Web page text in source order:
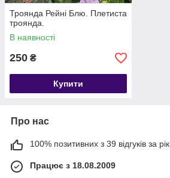
Троянда Рейні Блю. Плетиста
троянда.
В наявності
250 ₴
Купити
Про нас
100% позитивних з 39 відгуків за рік
Працює з 18.08.2009